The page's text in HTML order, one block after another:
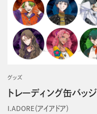
グッズ
トレーディング缶バッジ
I.ADORE（アイアドア）